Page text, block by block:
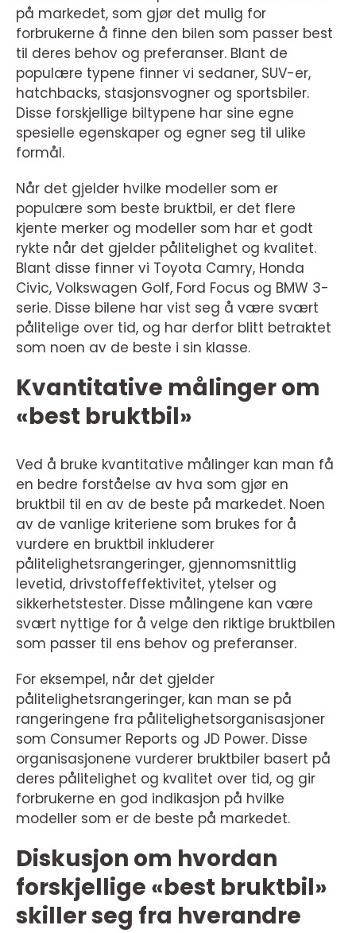
på markedet, som gjør det mulig for
forbrukerne å finne den bilen som passer best
til deres behov og preferanser. Blant de
populære typene finner vi sedaner, SUV-er,
hatchbacks, stasjonsvogner og sportsbiler.
Disse forskjellige biltypene har sine egne
spesielle egenskaper og egner seg til ulike
formål.
Når det gjelder hvilke modeller som er
populære som beste bruktbil, er det flere
kjente merker og modeller som har et godt
rykte når det gjelder pålitelighet og kvalitet.
Blant disse finner vi Toyota Camry, Honda
Civic, Volkswagen Golf, Ford Focus og BMW 3-
serie. Disse bilene har vist seg å være svært
pålitelige over tid, og har derfor blitt betraktet
som noen av de beste i sin klasse.
Kvantitative målinger om
«best bruktbil»
Ved å bruke kvantitative målinger kan man få
en bedre forståelse av hva som gjør en
bruktbil til en av de beste på markedet. Noen
av de vanlige kriteriene som brukes for å
vurdere en bruktbil inkluderer
pålitelighetsrangeringer, gjennomsnittlig
levetid, drivstoffeffektivitet, ytelser og
sikkerhetstester. Disse målingene kan være
svært nyttige for å velge den riktige bruktbilen
som passer til ens behov og preferanser.
For eksempel, når det gjelder
pålitelighetsrangeringer, kan man se på
rangeringene fra pålitelighetsorganisasjoner
som Consumer Reports og JD Power. Disse
organisasjonene vurderer bruktbiler basert på
deres pålitelighet og kvalitet over tid, og gir
forbrukerne en god indikasjon på hvilke
modeller som er de beste på markedet.
Diskusjon om hvordan
forskjellige «best bruktbil»
skiller seg fra hverandre